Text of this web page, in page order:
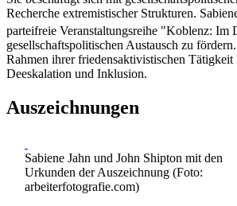
Recherche extremistischer Strukturen.
parteifreie Veranstaltungsreihe "Koblenz: Im
gesellschafts­politischen Austausch zu
Rahmen ihrer friedens­aktivistischen
Deeskalation und Inklusion.
Auszeichnungen
Sabiene Jahn und John Shipton mit den
Urkunden der Auszeichnung (Foto:
arbeiterfotografie.com)